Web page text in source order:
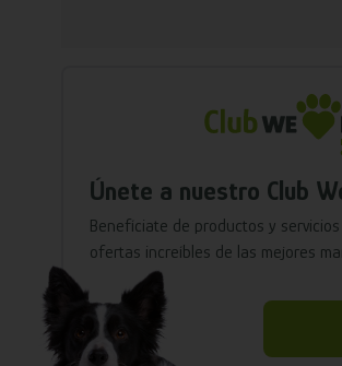
Únete a nuestro Club
Benefíciate de productos y
ofertas increíbles de las mejores